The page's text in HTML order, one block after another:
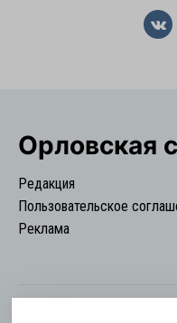
Орловская
Редакция
Пользовательское
Реклама